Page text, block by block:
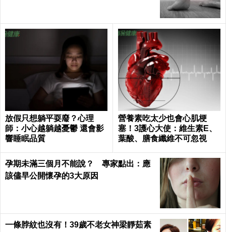
放假只想躺平耍廢？心理
師：小心越躺越憂鬱 還會影
響睡眠品質
營養素吃太少也會心肌梗
塞！3護心大使：維生素E、
葉酸、膳食纖維不可忽視
孕期未滿三個月不能說？ 專家點出：應
該儘早公開懷孕的3大原因
一條脖紋也沒有！39歲不老女神梁靜茹素